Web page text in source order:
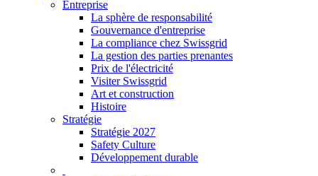
Entreprise
La sphère de responsabilité
Gouvernance d'entreprise
La compliance chez Swissgrid
La gestion des parties prenantes
Prix de l'électricité
Visiter Swissgrid
Art et construction
Histoire
Stratégie
Stratégie 2027
Safety Culture
Développement durable